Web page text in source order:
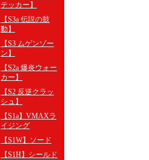
テッカー】
【S3a 伝説の鼓
動】
【S3 ムゲンゾー
ン】
【S2a 爆炎ウォー
カー】
【S2 反逆クラッ
シュ】
【S1a】VMAXラ
イジング
【S1W】ソード
【S1H】シールド